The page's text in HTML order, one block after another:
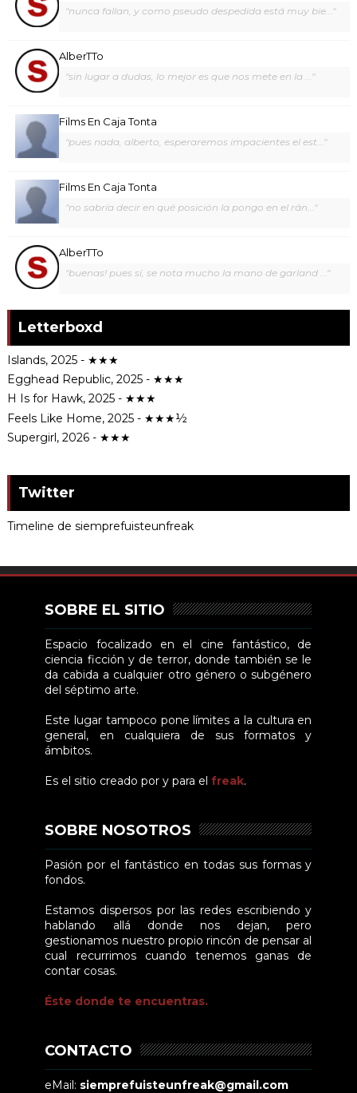
"nunca fallan, y como pseudo despedida está muy bie..."
AlberTTo
"sin lugar a dudas, lo mejor es que nos mete en la ..."
Films En Caja Tonta
"pues nada, alberto, esperaremos impacientes el est..."
Films En Caja Tonta
"no sabría decir en qué posición la pongo en el rán..."
AlberTTo
"buenas! pues sí, se nota mucho la mano de garland ..."
Letterboxd
Islands, 2025 - ★★★
Egghead Republic, 2025 - ★★★
H Is for Hawk, 2025 - ★★★
Feels Like Home, 2025 - ★★★½
Supergirl, 2026 - ★★★
Twitter
Timeline de siemprefuisteunfreak
SOBRE EL SITIO
Espacio focalizado en el cine fantástico, de
ciencia ficción y de terror, donde también se le
da cabida a cualquier otro género o subgénero
del séptimo arte.
Este lugar tampoco pone límites a la cultura en
general, en cualquiera de sus formatos y
ámbitos.
Es el sitio creado por y para elfreak.
SOBRE NOSOTROS
Pasión por el fantástico en todas sus formas y
fondos.
Estamos dispersos por las redes escribiendo y
hablando allá donde nos dejan, pero
gestionamos nuestro propio rincón de pensar al
cual recurrimos cuando tenemos ganas de
contar cosas.
Éste donde te encuentras.
CONTACTO
eMail: siemprefuisteunfreak@gmail.com